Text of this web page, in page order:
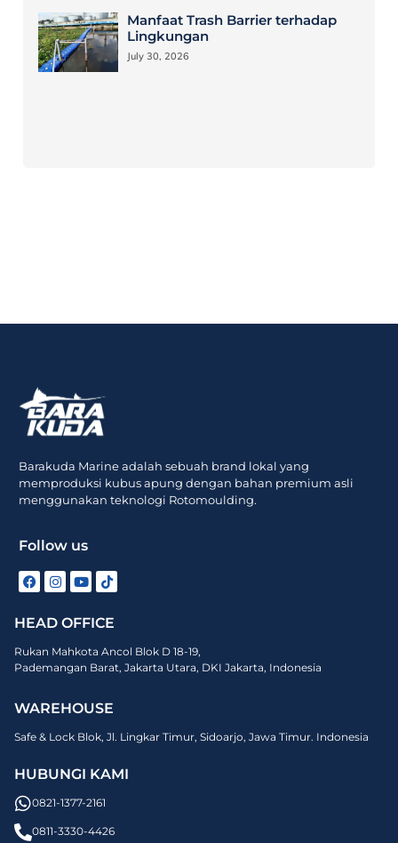
Manfaat Trash Barrier terhadap
Lingkungan
July 30, 2026
Barakuda Marine adalah sebuah brand lokal yang
memproduksi kubus apung dengan bahan premium asli
menggunakan teknologi Rotomoulding.
Follow us
HEAD OFFICE
Rukan Mahkota Ancol Blok D 18-19,
Pademangan Barat, Jakarta Utara, DKI Jakarta, Indonesia
WAREHOUSE
Safe & Lock Blok, Jl. Lingkar Timur, Sidoarjo, Jawa Timur. Indonesia
HUBUNGI KAMI
0821-1377-2161
0811-3330-4426